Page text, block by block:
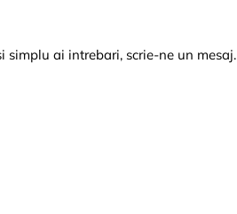
simplu ai intrebari, scrie-ne un mesaj.